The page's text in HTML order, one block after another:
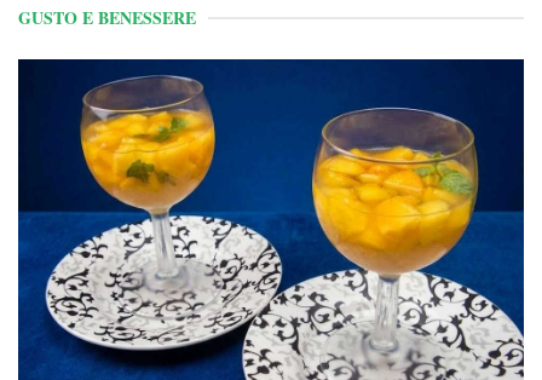
GUSTO E BENESSERE